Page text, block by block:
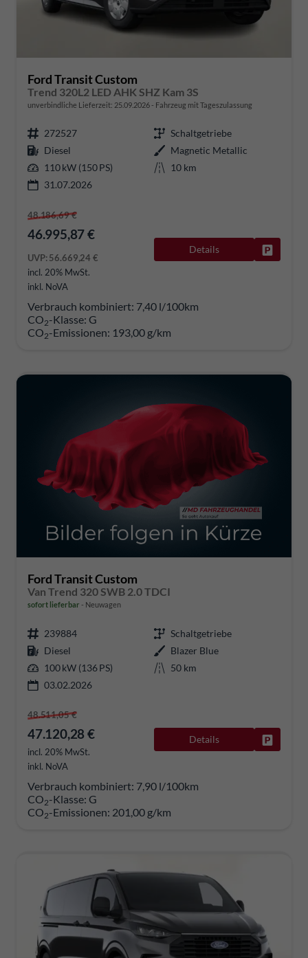
Ford Transit Custom
Trend 320L2 LED AHK SHZ Kam 3S
unverbindliche Lieferzeit: 25.09.2026 Fahrzeug mit Tageszulassung
272527
Schaltgetriebe
Diesel
Magnetic Metallic
110 kW (150 PS)
10 km
31.07.2026
48.186,69 €
46.995,87 €
UVP:56.669,24 €
incl. 20% MwSt.
inkl. NoVA
Details
Verbrauch kombiniert: 7,40 l/100km
CO2-Klasse: G
CO2-Emissionen: 193,00 g/km
Ford Transit Custom
Van Trend 320 SWB 2.0 TDCI
sofort lieferbar Neuwagen
239884
Schaltgetriebe
Diesel
Blazer Blue
100 kW (136 PS)
50 km
03.02.2026
48.511,05 €
47.120,28 €
incl. 20% MwSt.
inkl. NoVA
Details
Verbrauch kombiniert: 7,90 l/100km
CO2-Klasse: G
CO2-Emissionen: 201,00 g/km